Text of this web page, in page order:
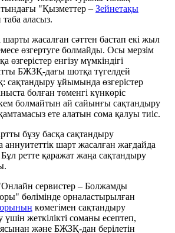
"Қызметтер – Зейнетақы
таба аласыз.
шарты жасалған сәттен бастап екі жыл
өзгертуге болмайды. Осы мерзім
өзгерістер енгізу мүмкіндігі
БЖЗҚ-дағы шотқа түгелдей
сақтандыру ұйымында өзгерістер
болған төменгі күнкөріс
болмайтын ай сайынғы сақтандыру
ете алатын сома қалуы тиіс.
бұзу басқа сақтандыру
шарт жасалған жағдайда
ретте қаражат жаңа сақтандыру
сервистер – Болжамды
бөлімінде орналастырылған
көмегімен сақтандыру
жеткілікті соманы есептеп,
және БЖЗҚ-дан берілетін